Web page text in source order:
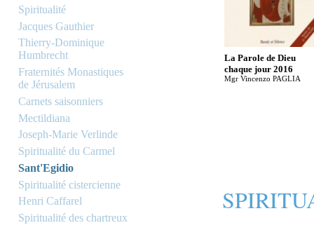
Spiritualité
Jacques Gauthier
Thierry-Dominique
Humbrecht
Fraternités Monastiques
de Jérusalem
Carnets saisonniers
Mectildiana
Joseph-Marie Verlinde
Spiritualité du Carmel
Sant'Egidio
Spiritualité cistercienne
Henri Caffarel
Spiritualité des chartreux
La Parole de Dieu
chaque jour 2016
Mgr Vincenzo PAGLIA